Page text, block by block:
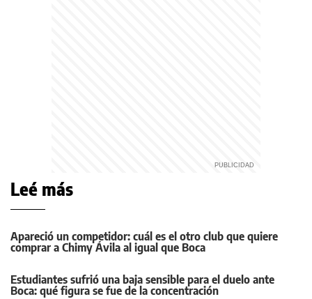
Leé más
Apareció un competidor: cuál es el otro club que quiere
comprar a Chimy Ávila al igual que Boca
Estudiantes sufrió una baja sensible para el duelo ante
Boca: qué figura se fue de la concentración